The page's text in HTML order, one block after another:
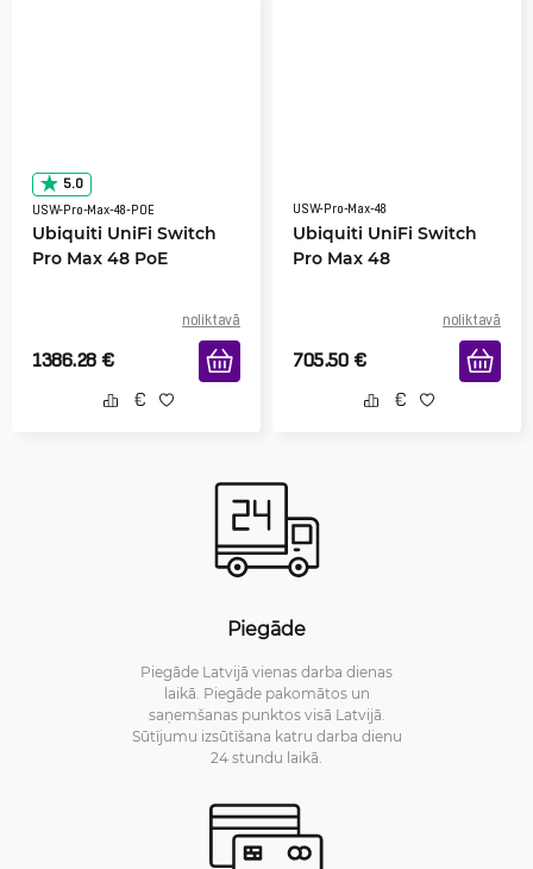
5.0
USW-Pro-Max-48-POE
Ubiquiti UniFi Switch
Pro Max 48 PoE
noliktavā
1386.28 €
USW-Pro-Max-48
Ubiquiti UniFi Switch
Pro Max 48
noliktavā
705.50 €
Piegāde
Piegāde Latvijā vienas darba dienas
laikā. Piegāde pakomātos un
saņemšanas punktos visā Latvijā.
Sūtījumu izsūtīšana katru darba dienu
24 stundu laikā.